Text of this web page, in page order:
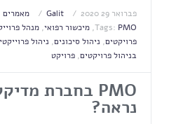
פברואר 29 2020 Galit מאמרים
Tags: PMO
, מיכשור רפואי, מנהל
פרויקטים, ניהול סיכונים, ניהול
בניהול פרויקטים, פרויקט
PMO בחברת
נראה?